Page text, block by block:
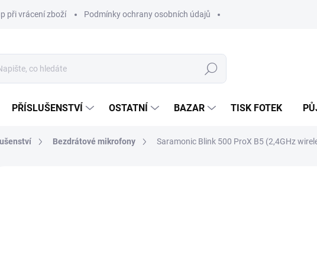
při vrácení zboží Podmínky ochrany osobních údajů
Hledat
PŘÍSLUŠENSTVÍ OSTATNÍ BAZAR TISK FOTEK
Bezdrátové mikrofony Saramonic Blink 500 ProX B5 (2,4GHz